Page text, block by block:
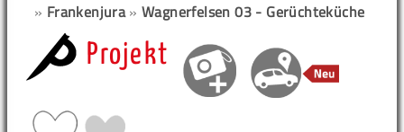
» Frankenjura»Wagnerfelsen 03 - Gerüchteküche
Projekt